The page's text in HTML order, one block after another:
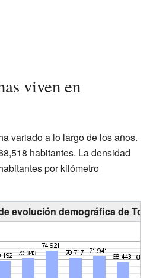
viven en
variado a lo largo de los años.
habitantes. La densidad
por kilómetro
evolución demográfica de